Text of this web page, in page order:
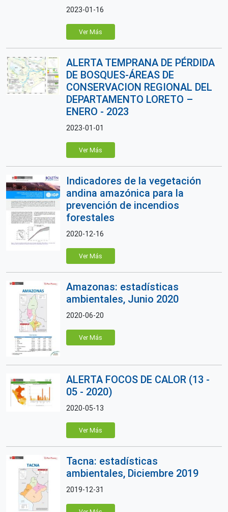
2023-01-16
Ver Más
ALERTA TEMPRANA DE PÉRDIDA
DE BOSQUES-ÁREAS DE
CONSERVACION REGIONAL DEL
DEPARTAMENTO LORETO –
ENERO - 2023
2023-01-01
Ver Más
Indicadores de la vegetación
andina amazónica para la
prevención de incendios
forestales
2020-12-16
Ver Más
Amazonas: estadísticas
ambientales, Junio 2020
2020-06-20
Ver Más
ALERTA FOCOS DE CALOR (13 -
05 - 2020)
2020-05-13
Ver Más
Tacna: estadísticas
ambientales, Diciembre 2019
2019-12-31